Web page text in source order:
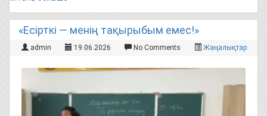
«Есірткі — менің тақырыбым емес!»
admin 19.06.2026 No Comments Жаңалықтар